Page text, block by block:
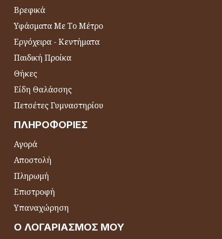
Βρεφικά
Υφάσματα Με Το Μέτρο
Εργόχειρα - Κεντήματα
Παιδική Προίκα
Θήκες
Είδη Θαλάσσης
Πετσέτες Γυμναστηρίου
ΠΛΗΡΟΦΟΡΊΕΣ
Αγορά
Αποστολή
Πληρωμή
Επιστροφή
Υπαναχώρηση
Ο ΛΟΓΑΡΙΑΣΜΌΣ ΜΟΥ